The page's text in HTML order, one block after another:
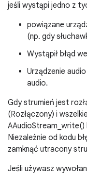
jeśli wystąpi jedno z
powiązane
(np. gdy
Wystąpił błąd
Urządzenie
audio.
Gdy strumień jest
(Rozłączony) i
AAudioStream_write()
Niezależnie od kodu
zamknąć utracony
Jeśli używasz